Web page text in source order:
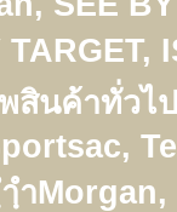
สินค้าทั่วไ
ำ